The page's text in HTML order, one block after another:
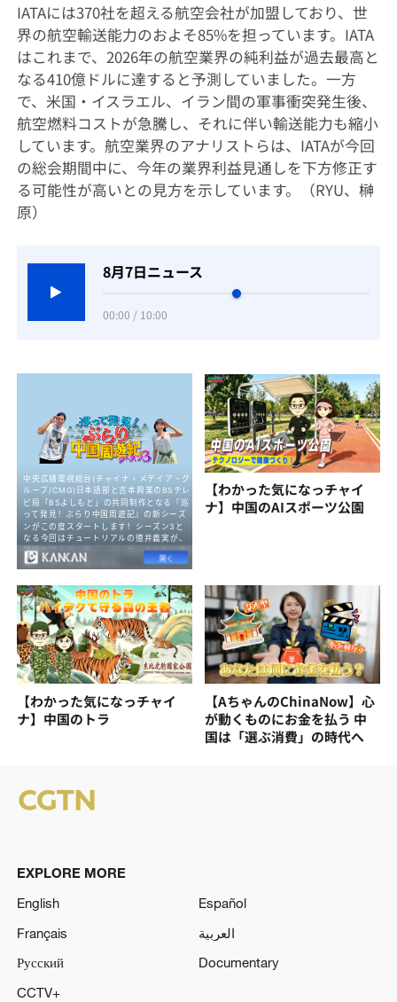
IATAには370社を超える航空会社が加盟しており、世
界の航空輸送能力のおよそ85%を担っています。IATA
はこれまで、2026年の航空業界の純利益が過去最高と
なる410億ドルに達すると予測していました。一方
で、米国・イスラエル、イラン間の軍事衝突発生後、
航空燃料コストが急騰し、それに伴い輸送能力も縮小
しています。航空業界のアナリストらは、IATAが今回
の総会期間中に、今年の業界利益見通しを下方修正す
る可能性が高いとの見方を示しています。（RYU、榊
原）
8月7日ニュース
00:00 / 10:00
【わかった気になっチャイ
ナ】中国のAIスポーツ公園
【わかった気になっチャイ
ナ】中国のトラ
【AちゃんのChinaNow】心
が動くものにお金を払う 中
国は「選ぶ消費」の時代へ
EXPLORE MORE
English
Español
Français
العربية
Русский
Documentary
CCTV+